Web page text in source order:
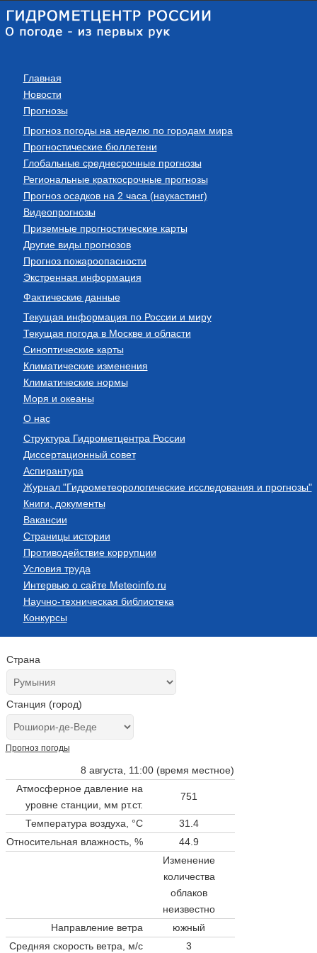
Главная
Новости
Прогнозы
Прогноз погоды на неделю по городам мира
Прогностические бюллетени
Глобальные среднесрочные прогнозы
Региональные краткосрочные прогнозы
Прогноз осадков на 2 часа (наукастинг)
Видеопрогнозы
Приземные прогностические карты
Другие виды прогнозов
Прогноз пожароопасности
Экстренная информация
Фактические данные
Текущая информация по России и миру
Текущая погода в Москве и области
Синоптические карты
Климатические изменения
Климатические нормы
Моря и океаны
О нас
Структура Гидрометцентра России
Диссертационный совет
Аспирантура
Журнал "Гидрометеорологические исследования и прогнозы"
Книги, документы
Вакансии
Страницы истории
Противодействие коррупции
Условия труда
Интервью о сайте Meteoinfo.ru
Научно-техническая библиотека
Конкурсы
Страна
Станция (город)
Прогноз погоды
8 августа, 11:00 (время местное)
Атмосферное давление на
уровне станции, мм рт.ст.
751
Температура воздуха, °C
31.4
Относительная влажность, %
44.9
Изменение
количества
облаков
неизвестно
Направление ветра
южный
Средняя скорость ветра, м/с
3